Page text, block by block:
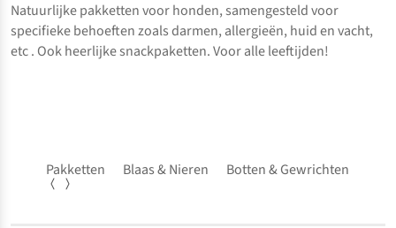
Natuurlijke pakketten voor honden, samengesteld voor
specifieke behoeften zoals darmen, allergieën, huid en vacht,
etc . Ook heerlijke snackpaketten. Voor alle leeftijden!
Pakketten Blaas & Nieren Botten & Gewrichten